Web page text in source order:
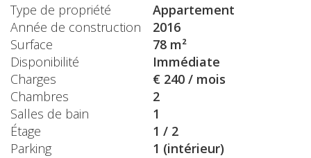
Type de propriété
Appartement
Année de construction
2016
Surface
78 m²
Disponibilité
Immédiate
Charges
€ 240 / mois
Chambres
2
Salles de bain
1
Étage
1 / 2
Parking
1 (intérieur)